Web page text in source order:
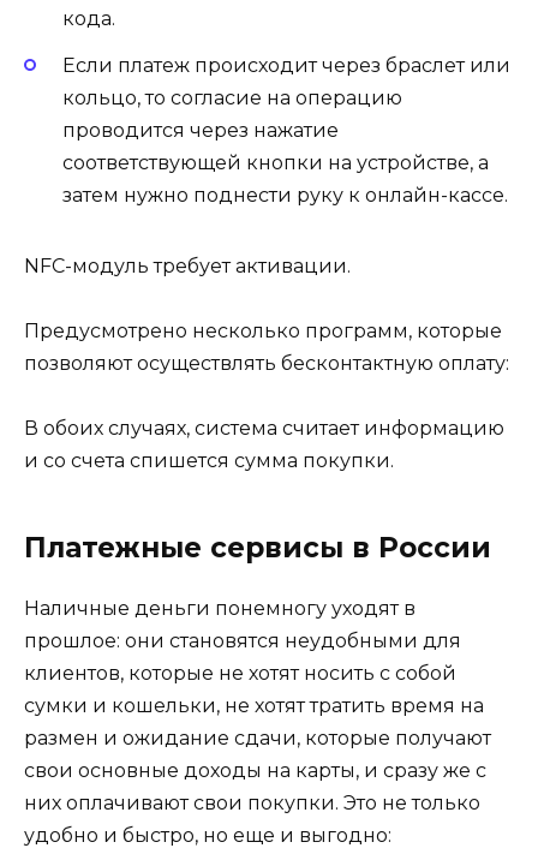
кода.
Если платеж происходит через браслет или
кольцо, то согласие на операцию
проводится через нажатие
соответствующей кнопки на устройстве, а
затем нужно поднести руку к онлайн-кассе.
NFC-модуль требует активации.
Предусмотрено несколько программ, которые
позволяют осуществлять бесконтактную оплату:
В обоих случаях, система считает информацию
и со счета спишется сумма покупки.
Платежные сервисы в России
Наличные деньги понемногу уходят в
прошлое: они становятся неудобными для
клиентов, которые не хотят носить с собой
сумки и кошельки, не хотят тратить время на
размен и ожидание сдачи, которые получают
свои основные доходы на карты, и сразу же с
них оплачивают свои покупки. Это не только
удобно и быстро, но еще и выгодно: